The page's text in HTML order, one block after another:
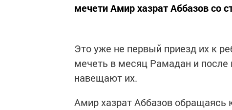
мечети Амир хазрат Аббазов со
Это уже не первый приезд их к
мечеть в месяц Рамадан и после
навещают их.
Амир хазрат Аббазов обращаясь